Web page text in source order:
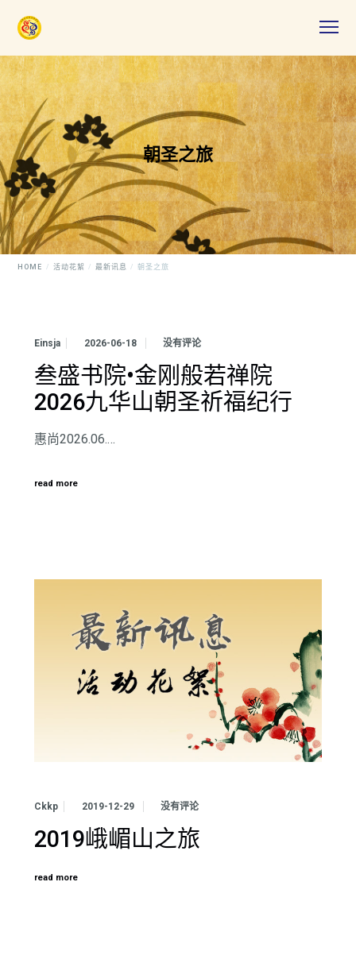
朝圣之旅
HOME 活动花絮 最新讯息 朝圣之旅
Einsja 2026-06-18 没有评论
叁盛书院•金刚般若禅院
2026九华山朝圣祈福纪行
惠尚2026.06.…
read more
Ckkp 2019-12-29 没有评论
2019峨嵋山之旅
read more